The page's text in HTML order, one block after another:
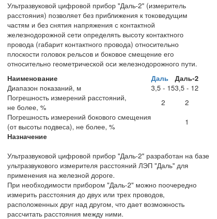
Ультразвуковой цифровой прибор "Даль-2" (измеритель
расстояния) позволяет без приближения к токоведущим
частям и без снятия напряжения с контактной
железнодорожной сети определять высоту контактного
провода (габарит контактного провода) относительно
плоскости головок рельсов и боковое смещение его
относительно геометрической оси железнодорожного пути.
Наименование
Даль
Даль-2
Диапазон показаний, м
3,5 - 153,5 - 12
Погрешность измерений расстояний,
не более, %
2
2
Погрешность измерений бокового смещения
(от высоты подвеса), не более, %
1
Назначение
Ультразвуковой цифровой прибор "Даль-2" разработан на базе
ультразвукового измерителя расстояний ЛЭП "Даль" для
применения на железной дороге.
При необходимости прибором "Даль-2" можно поочередно
измерить расстояния до двух или трех проводов,
расположенных друг над другом, что дает возможность
рассчитать расстояния между ними.